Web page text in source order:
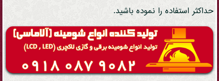
حداكثر استفاده را نموده باشيد.